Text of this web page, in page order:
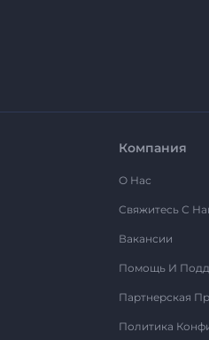
Компания
О Нас
Свяжитесь С
Вакансии
Помощь И
Партнерская
Политика